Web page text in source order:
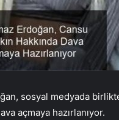
sosyal medyada
açmaya hazırlanıyor.